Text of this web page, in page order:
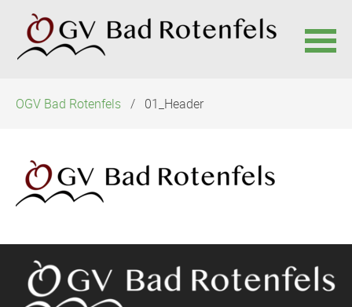
überspringen
OGV Bad Rotenfels 01_Header